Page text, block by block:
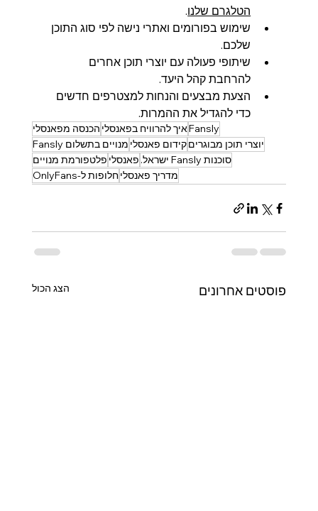
הטלגרם שלנו.
שימוש בפורומים ואתרי נישה לפי סוג התוכן
שלכם.
שיתופי פעולה עם יוצרי תוכן אחרים
להרחבת קהל היעד.
הצעת מבצעים והנחות למצטרפים חדשים
כדי להגדיל את ההמרות.
Fanslyאיך להרוויח בפאנסלי הכנסה מפאנסלי
יוצרי תוכן מבוגריםקידום פאנסלי מנויים בתשלום Fansly
סוכנות Fansly ישראל.
פאנסלי פלטפורמת מנויים
מדריך פאנסליחלופות ל-OnlyFans
פוסטים אחרונים הצג הכול